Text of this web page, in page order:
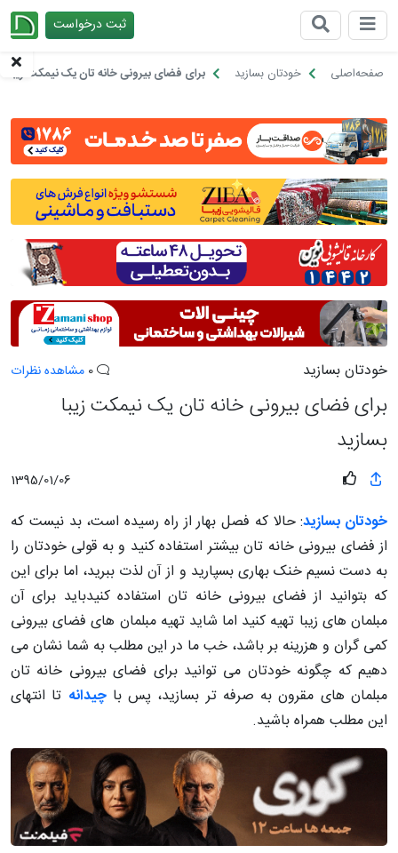
ثبت درخواست
صفحه‌اصلی خودتان بسازید برای فضای بیرونی خانه تان یک نیمکت زیبا
خودتان بسازید مشاهده نظرات
برای فضای بیرونی خانه تان یک نیمکت زیبا
بسازید
1395/01/06
خودتان بسازید: حالا که فصل بهار از راه رسیده است، بد نیست که
از فضای بیرونی خانه تان بیشتر استفاده کنید و به قولی خودتان را
به دست نسیم خنک بهاری بسپارید و از آن لذت ببرید، اما برای این
که بتوانید از فضای بیرونی خانه تان استفاده کنیدباید برای آن
مبلمان های زیبا تهیه کنید اما شاید تهیه مبلمان های فضای بیرونی
کمی گران و هزرینه بر باشد، خب ما در این مطلب به شما نشان می
دهیم که چگونه خودتان می توانید برای فضای بیرونی خانه تان
مبلمان های مقرون به صرفه تر بسازید، پس باچیدانه تا انتهای
این مطلب همراه باشید.